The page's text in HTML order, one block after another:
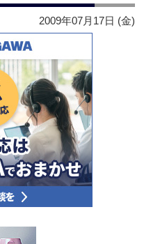
2009年07月17日 (金)